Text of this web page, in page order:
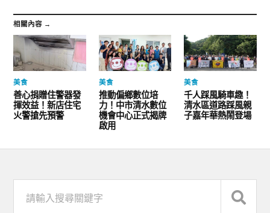
相關內容 →
美食
善心捐贈住警器發
揮效益！新店住宅
火警搶先預警
美食
推動偏鄉數位培
力！中市清水數位
機會中心正式揭牌
啟用
美食
千人踩風騎車趣！
清水區道路踩風親
子嘉年華熱鬧登場